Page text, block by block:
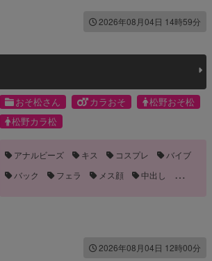
2026年08月04日 14時59分
おそ松さん カラおそ
松野おそ松
松野カラ松
アナルビーズ キス コスプレ
バイブ
バック
フェラ メス顔
中出し
2026年08月04日 12時00分